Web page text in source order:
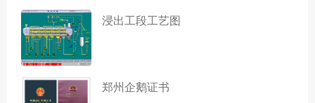
浸出工段工艺图
郑州企鹅证书